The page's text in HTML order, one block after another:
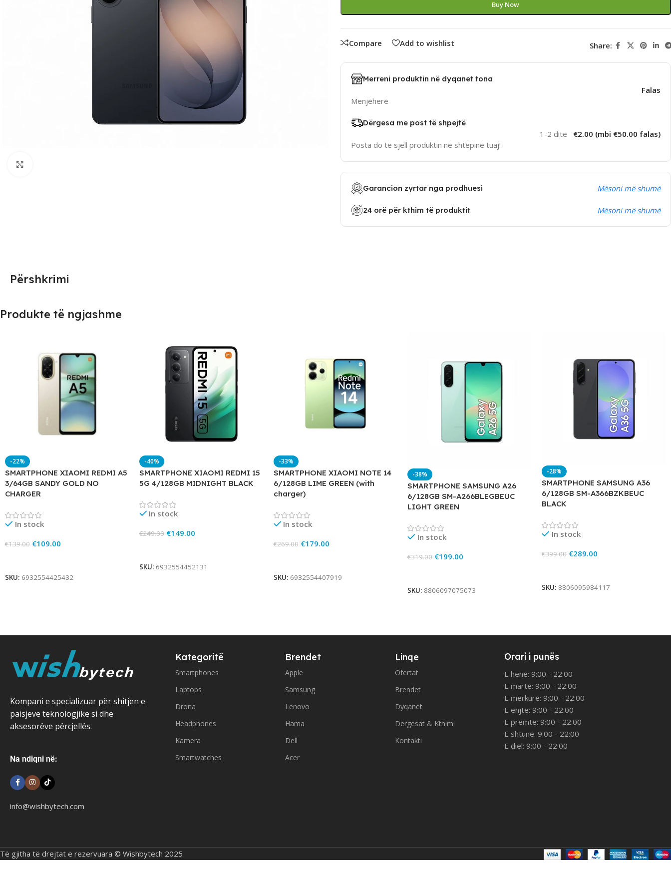
Buy Now
Compare Add to wishlist Share:
Merreni produktin në dyqanet tona
Menjëherë
Falas
Dërgesa me post të shpejtë
Posta do të sjell produktin në shtëpinë tuaj!
1-2 ditë €2.00 (mbi €50.00 falas)
Garancion zyrtar nga prodhuesi Mësoni më shumë
24 orë për kthim të produktit Mësoni më shumë
Përshkrimi
Produkte të ngjashme
-22%
SMARTPHONE XIAOMI REDMI A5
3/64GB SANDY GOLD NO
CHARGER
In stock
€139.00 €109.00
SKU: 6932554425432
-40%
SMARTPHONE XIAOMI REDMI 15
5G 4/128GB MIDNIGHT BLACK
In stock
€249.00 €149.00
SKU: 6932554452131
-33%
SMARTPHONE XIAOMI NOTE 14
6/128GB LIME GREEN (with
charger)
In stock
€269.00 €179.00
SKU: 6932554407919
-38%
SMARTPHONE SAMSUNG A26
6/128GB SM-A266BLEGBEUC
LIGHT GREEN
In stock
€319.00 €199.00
SKU: 8806097075073
-28%
SMARTPHONE SAMSUNG A36
6/128GB SM-A366BZKBEUC
BLACK
In stock
€399.00 €289.00
SKU: 8806095984117
Kompani e specializuar për shitjen e
paisjeve teknologjike si dhe
aksesorëve përcjellës.
Na ndiqni në:
info@wishbytech.com
Kategoritë
Smartphones
Laptops
Drona
Headphones
Kamera
Smartwatches
Brendet
Apple
Samsung
Lenovo
Hama
Dell
Acer
Linqe
Ofertat
Brendet
Dyqanet
Dergesat & Kthimi
Kontakti
Orari i punës
E hënë: 9:00 - 22:00
E martë: 9:00 - 22:00
E mërkurë: 9:00 - 22:00
E enjte: 9:00 - 22:00
E premte: 9:00 - 22:00
E shtunë: 9:00 - 22:00
E diel: 9:00 - 22:00
Të gjitha të drejtat e rezervuara © Wishbytech 2025